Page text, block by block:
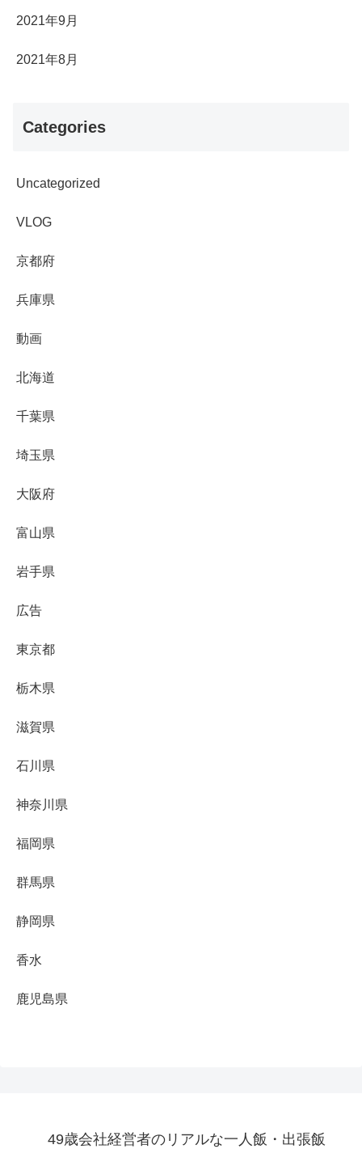
2021年9月
2021年8月
Categories
Uncategorized
VLOG
京都府
兵庫県
動画
北海道
千葉県
埼玉県
大阪府
富山県
岩手県
広告
東京都
栃木県
滋賀県
石川県
神奈川県
福岡県
群馬県
静岡県
香水
鹿児島県
49歳会社経営者のリアルな一人飯・出張飯